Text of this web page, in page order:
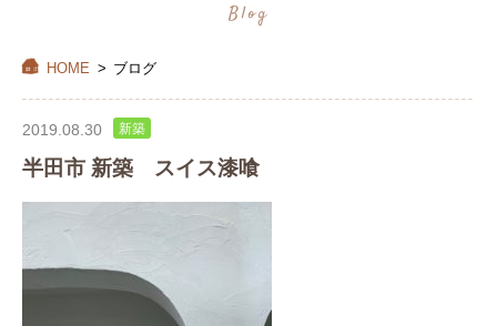
Blog
HOME > ブログ
2019.08.30 新築
半田市 新築 スイス漆喰